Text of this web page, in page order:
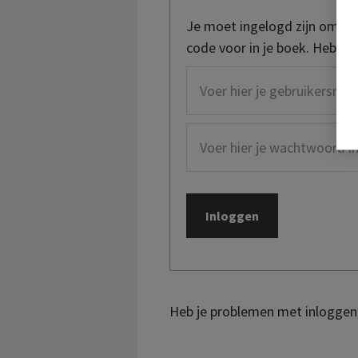
Je moet ingelogd zijn om
code voor in je boek. Heb je
Heb je problemen met